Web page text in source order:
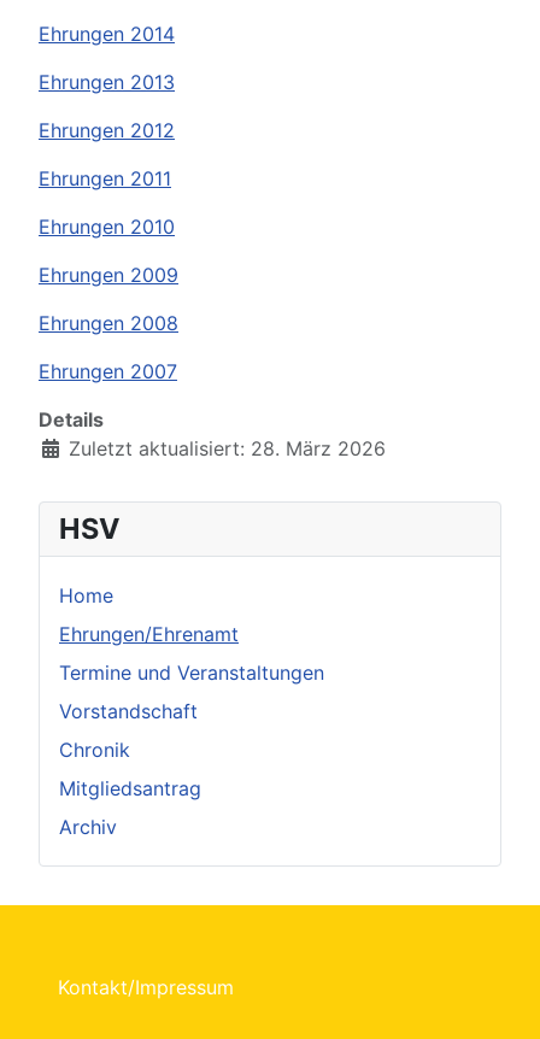
Ehrungen 2014
Ehrungen 2013
Ehrungen 2012
Ehrungen 2011
Ehrungen 2010
Ehrungen 2009
Ehrungen 2008
Ehrungen 2007
Details
Zuletzt aktualisiert: 28. März 2026
HSV
Home
Ehrungen/Ehrenamt
Termine und Veranstaltungen
Vorstandschaft
Chronik
Mitgliedsantrag
Archiv
Kontakt/Impressum